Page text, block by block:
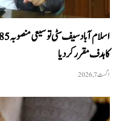
کا ہدف مقرر کر دیا
اگست 7, 2026